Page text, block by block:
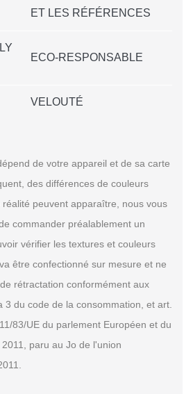
ET LES RÉFÉRENCES
ECO-RESPONSABLE
VELOUTÉ
de votre appareil et de sa carte
des différences de couleurs
peuvent apparaître, nous vous
commander préalablement un
vérifier les textures et couleurs
être confectionné sur mesure et ne
rétractation conformément aux
3 du code de la consommation, et art.
83/UE du parlement Européen et du
paru au Jo de l'union